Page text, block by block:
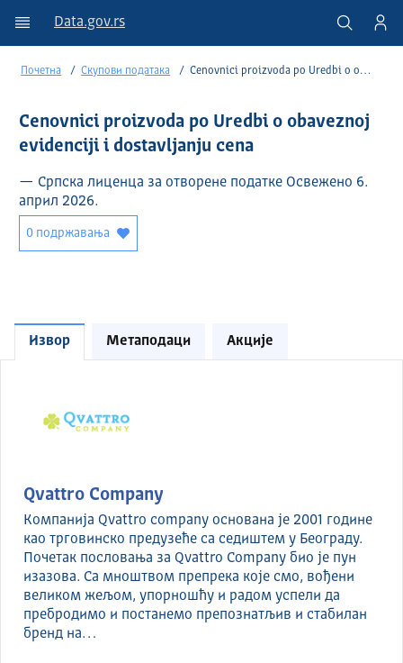
Data.gov.rs
Почетна Скупови података Cenovnici proizvoda po Uredbi o obaveznoj evidenciji i dostavljanju cena
Cenovnici proizvoda po Uredbi o obaveznoj
evidenciji i dostavljanju cena
— Српска лиценца за отворене податке Освежено 6.
април 2026.
0 подржавања
Извор Метаподаци Акције
Qvattro Company
Компанија Qvattro company основана је 2001 године
као трговинско предузеће са седиштем у Београду.
Почетак пословања за Qvattro Company био је пун
изазова. Са мноштвом препрека које смо, вођени
великом жељом, упорношћу и радом успели да
пребродимо и постанемо препознатљив и стабилан
бренд на…